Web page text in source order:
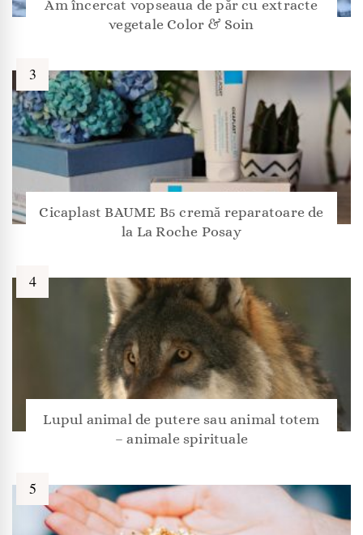
Am încercat vopseaua de păr cu extracte
vegetale Color & Soin
Cicaplast BAUME B5 cremă reparatoare de
la La Roche Posay
Lupul animal de putere sau animal totem
– animale spirituale